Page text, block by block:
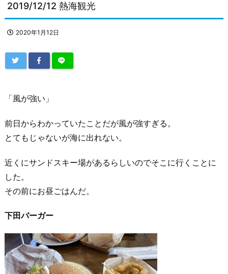
2019/12/12 熱海観光
2020年1月12日
「風が強い」
前日からわかっていたことだが風が強すぎる。
とてもじゃないが海に出れない。
近くにサンドスキー場があるらしいのでそこに行くことに
した。
その前にお昼ごはんだ。
下田バーガー